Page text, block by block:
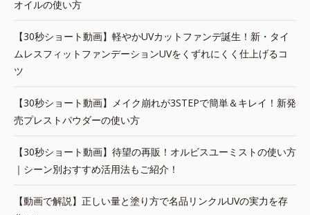
オイルの使い方
【30秒ショート動画】軽やかUVカットファンデ誕生！新・タイ
ムレスフィットファンデーションUVをくずれにくく仕上げるコ
ツ
【30秒ショート動画】メイク崩れが3STEPで簡単＆キレイ！新発
売プレストパウダーの使い方
【30秒ショート動画】待望の再販！オルビスユーミストの使い方
｜シーン別おすすめ活用法もご紹介！
【動画で解説】正しい量と塗り方で名品リンクルUVの実力を存